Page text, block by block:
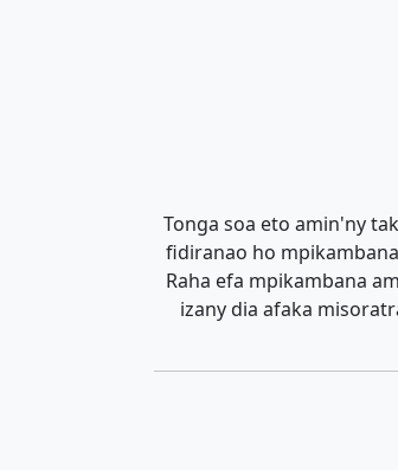
Tonga soa eto amin'ny
fidiranao ho
Raha efa mpikambana
izany dia afaka